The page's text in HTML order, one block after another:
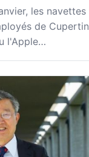
les navettes
de
l'Apple…